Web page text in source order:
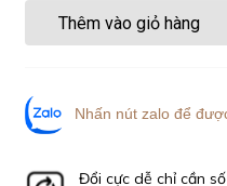
Đổi cực dễ chỉ cần số
Nhấn nút zalo để
Thêm vào giỏ hàng